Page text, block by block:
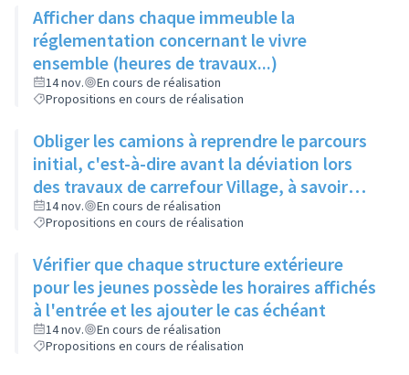
Afficher dans chaque immeuble la
réglementation concernant le vivre
ensemble (heures de travaux...)
14 nov.
En cours de réalisation
Propositions en cours de réalisation
Obliger les camions à reprendre le parcours
initial, c'est-à-dire avant la déviation lors
des travaux de carrefour Village, à savoir
Route de Strasbourg puis rue des Mercières
14 nov.
En cours de réalisation
Propositions en cours de réalisation
Vérifier que chaque structure extérieure
pour les jeunes possède les horaires affichés
à l'entrée et les ajouter le cas échéant
14 nov.
En cours de réalisation
Propositions en cours de réalisation